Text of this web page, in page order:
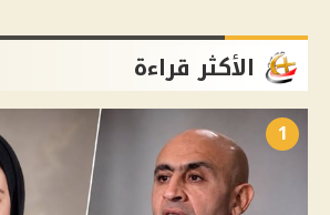
الأكثر قراءة
1